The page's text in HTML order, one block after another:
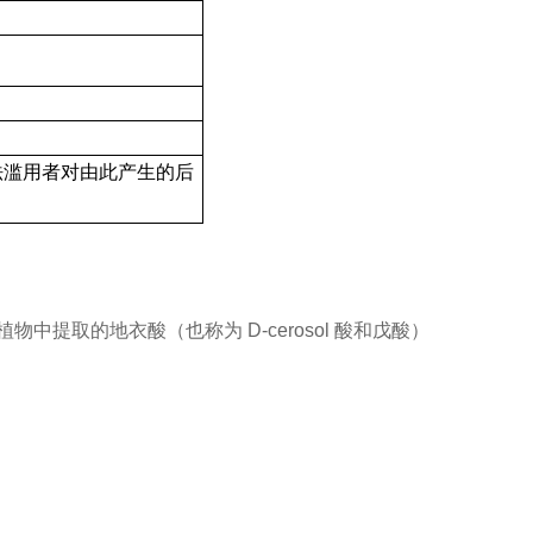
用者对由此产生的后
中提取的地衣酸（也称为 D-cerosol 酸和戊酸）